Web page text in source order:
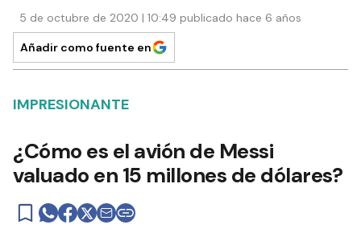
5 de octubre de 2020 | 10:49 publicado hace 6 años
Añadir como fuente en
IMPRESIONANTE
¿Cómo es el avión de Messi
valuado en 15 millones de dólares?